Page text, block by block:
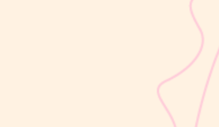
dalam masa 1000 Hari Pertama Kehidupan (HPK). Pada tahap ini,
perkembangan si Kecil berlangsung sangat pesat, mulai dari
kemampuan berjalan, berbicara, hingga berinteraksi dengan orang